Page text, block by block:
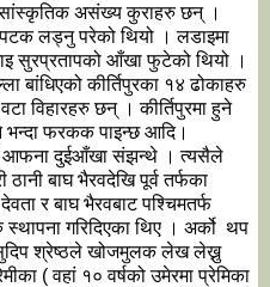
सांस्कृतिक असंख्य कुराहरु छन् ।
लड्नु परेको थियो । लडाइमा
सुरप्रतापको आँखा फुटेको थियो ।
बांधिएको कीर्तिपुरका १४ ढोकाहरु
विहारहरु छन् । कीर्तिपुरमा हुने
भन्दा फरकक पाइन्छ आदि।
आफना दुईआँखा संझन्थे । त्यसैले
बाघ भैरवदेखि पूर्व तर्फका
देवता र बाघ भैरवबाट पश्चिमतर्फ
स्थापना गरिदिएका थिए । अर्को  थप
सुदिप श्रेष्ठले खोजमुलक लेख लेख्नु
( वहां १० वर्षको उमेरमा प्रेमिका